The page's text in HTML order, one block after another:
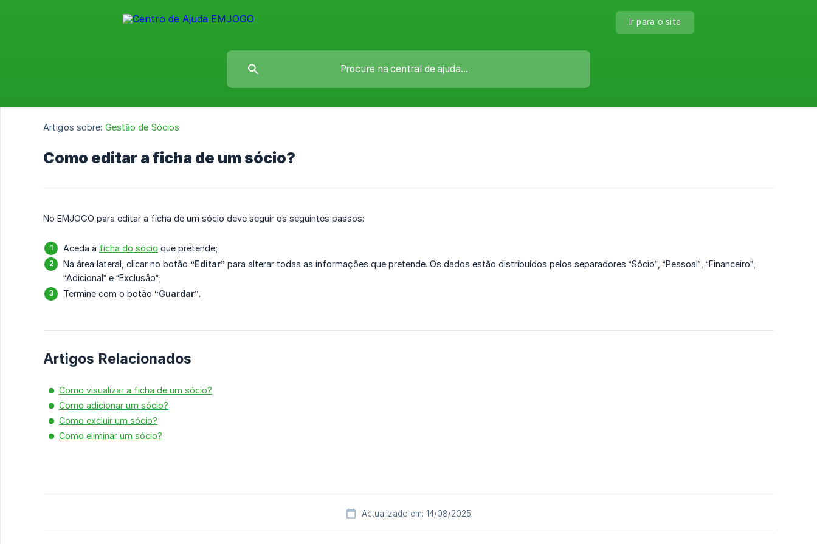
Ir para o site
Artigos sobre: Gestão de Sócios
Como editar a ficha de um sócio?
No EMJOGO para editar a ficha de um sócio deve seguir os seguintes passos:
Aceda à ficha do sócio que pretende;
Na área lateral, clicar no botão “Editar” para alterar todas as informações que pretende. Os dados estão distribuídos pelos separadores “Sócio”, “Pessoal”, “Financeiro”,
“Adicional” e “Exclusão”;
Termine com o botão “Guardar”.
Artigos Relacionados
Como visualizar a ficha de um sócio?
Como adicionar um sócio?
Como excluir um sócio?
Como eliminar um sócio?
Actualizado em: 14/08/2025